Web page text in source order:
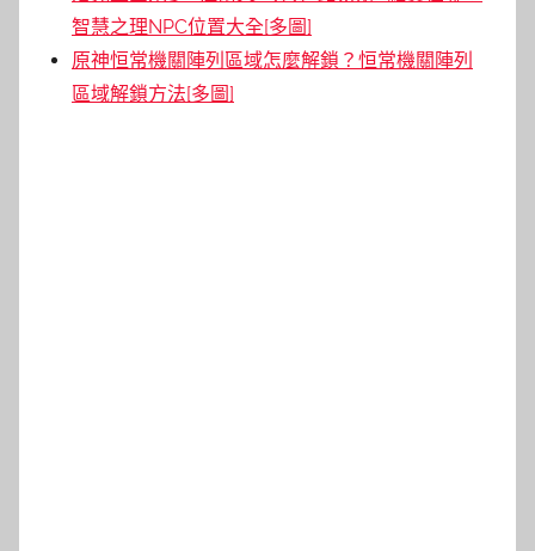
智慧之理NPC位置大全[多圖]
原神恒常機關陣列區域怎麼解鎖？恒常機關陣列
區域解鎖方法[多圖]